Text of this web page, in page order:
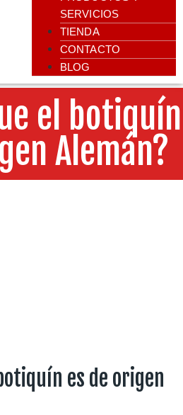
SERVICIOS
TIENDA
CONTACTO
BLOG
el botiquín
Alemán?⁣
es de origen